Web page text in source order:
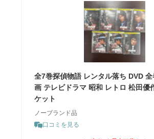
全7巻探偵物語 レンタル落ち DVD
画 テレビドラマ 昭和 レトロ 松田優
ケット
ノーブランド品
口コミを見る